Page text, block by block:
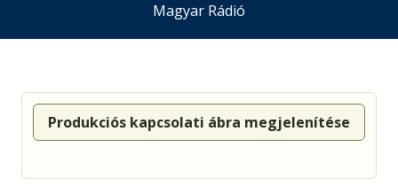
Magyar Rádió
Produkciós kapcsolati ábra megjelenítése